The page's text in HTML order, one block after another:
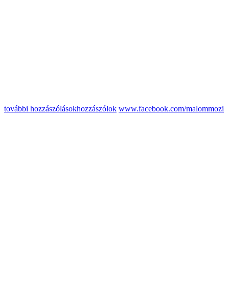
további hozzászólásokhozzászólok www.facebook.com/malommozi